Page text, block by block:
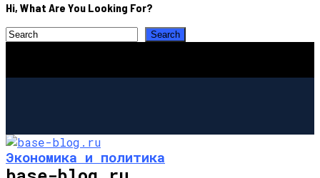
Hi, What Are You Looking For?
Экономика и политика